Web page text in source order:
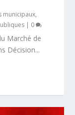
municipaux,
| 0
Marché de
Décision...